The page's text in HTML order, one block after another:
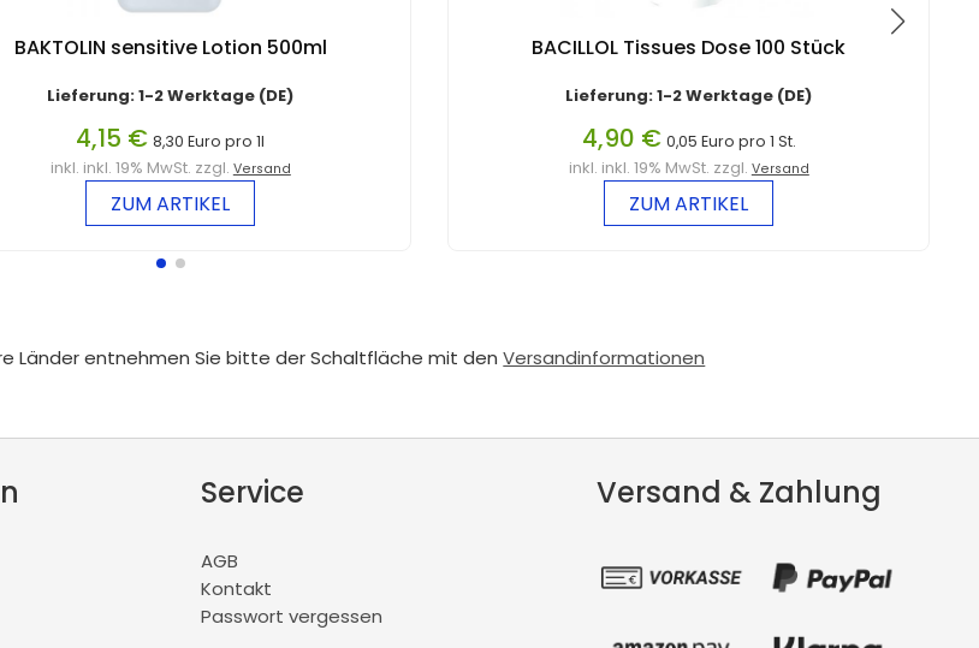
BAKTOLIN sensitive Lotion 500ml
Lieferung: 1-2 Werktage (DE)
4,15 € 8,30 Euro pro 1l
inkl. inkl. 19% MwSt. zzgl. Versand
ZUM ARTIKEL
BACILLOL Tissues Dose 100 Stück
Lieferung: 1-2 Werktage (DE)
4,90 € 0,05 Euro pro 1 St.
inkl. inkl. 19% MwSt. zzgl. Versand
ZUM ARTIKEL
Länder entnehmen Sie bitte der Schaltfläche mit denVersandinformationen
Service
AGB
Kontakt
Passwort vergessen
Versand & Zahlung